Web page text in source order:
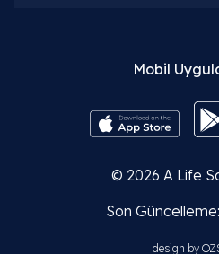
Mobil
© 2026 A Life
Son
design by